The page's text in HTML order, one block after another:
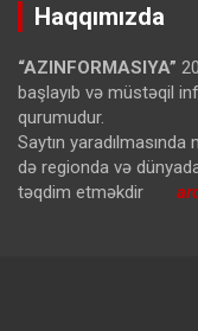
Haqqımızda
“AZINFORMASIYA”
başlayıb və müstəqil
qurumudur.
Saytın
də regionda və
təqdim etməkdir